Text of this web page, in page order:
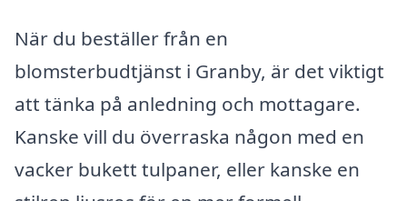
När du beställer från en
blomsterbudtjänst i Granby, är det viktigt
att tänka på anledning och mottagare.
Kanske vill du överraska någon med en
vacker bukett tulpaner, eller kanske en